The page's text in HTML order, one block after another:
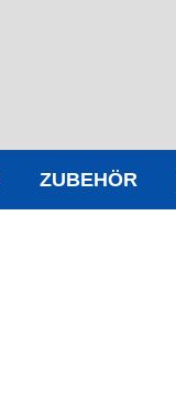
ZUBEHÖR